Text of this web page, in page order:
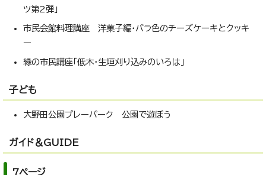
ツ第2弾」
市民会館料理講座 洋菓子編・バラ色のチーズケーキとクッキ
ー
緑の市民講座「低木・生垣刈り込みのいろは」
子ども
大野田公園プレーパーク 公園で遊ぼう
ガイド＆GUIDE
7ページ